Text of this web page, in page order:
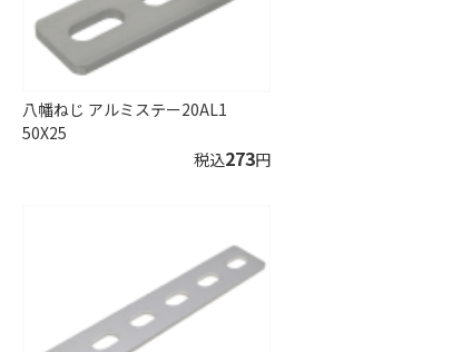
八幡ねじ アルミステー20AL1
50X25
税込273円